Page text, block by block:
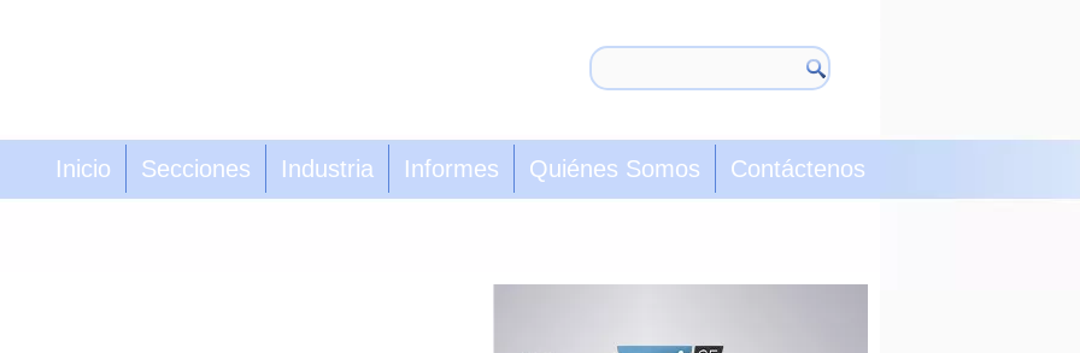
Inicio Secciones Industria Informes Quiénes Somos Contáctenos